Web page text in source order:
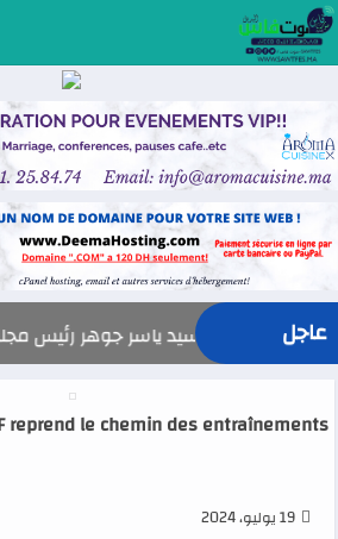
عاجل السيد ياسر جوهر رئيس مجلس
reprend le chemin des entraînements
19 يوليو، 2024